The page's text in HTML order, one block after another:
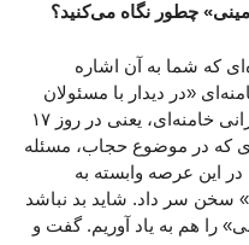
چطور نگاه می‌کنید؟
که شما به آن اشاره
«در دیدار با مسئولان
نظام» است. او سه روز پس از سخنرانی خامنه‌ای، یعنی در روز ۱۷
که در موضوع حجاب، مسئله
این عرصه وابسته به
سخن سر داد. شاید بد نباشد
را هم به یاد آوریم. گفت و